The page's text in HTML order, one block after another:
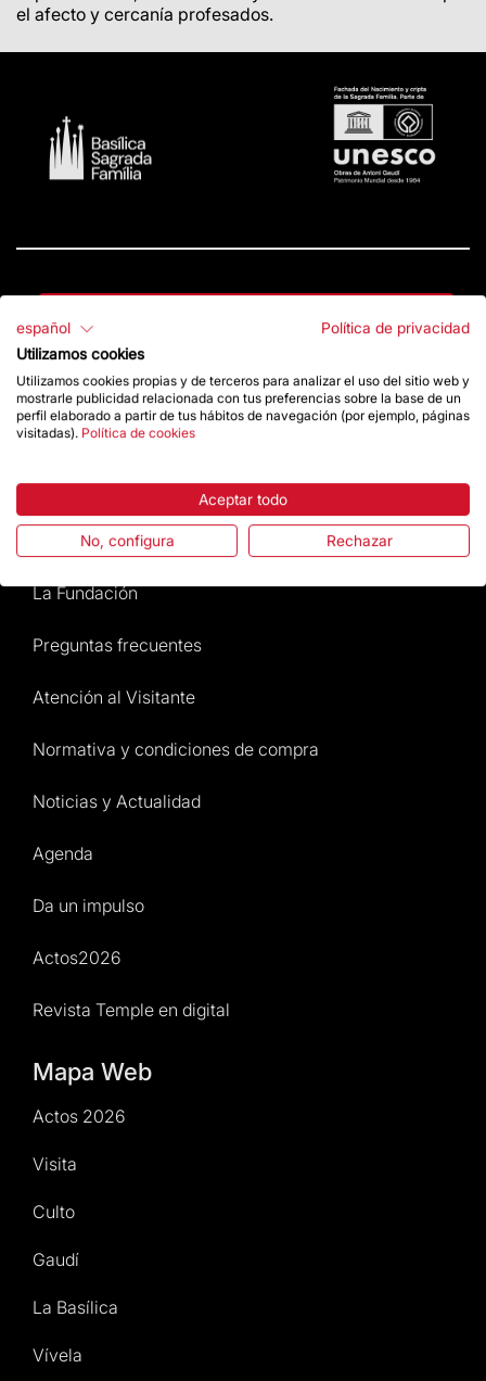
el afecto y cercanía profesados.
Da un impulso
Destacados
La Fundación
Preguntas frecuentes
Atención al Visitante
Normativa y condiciones de compra
Noticias y Actualidad
Agenda
Da un impulso
Actos2026
Revista Temple en digital
Mapa Web
Actos 2026
Visita
Culto
Gaudí
La Basílica
Vívela
español
Política de privacidad
Utilizamos cookies
Utilizamos cookies propias y de terceros para analizar el uso del sitio web y
mostrarle publicidad relacionada con tus preferencias sobre la base de un
perfil elaborado a partir de tus hábitos de navegación (por ejemplo, páginas
visitadas). Política de cookies
Aceptar todo
No, configura Rechazar